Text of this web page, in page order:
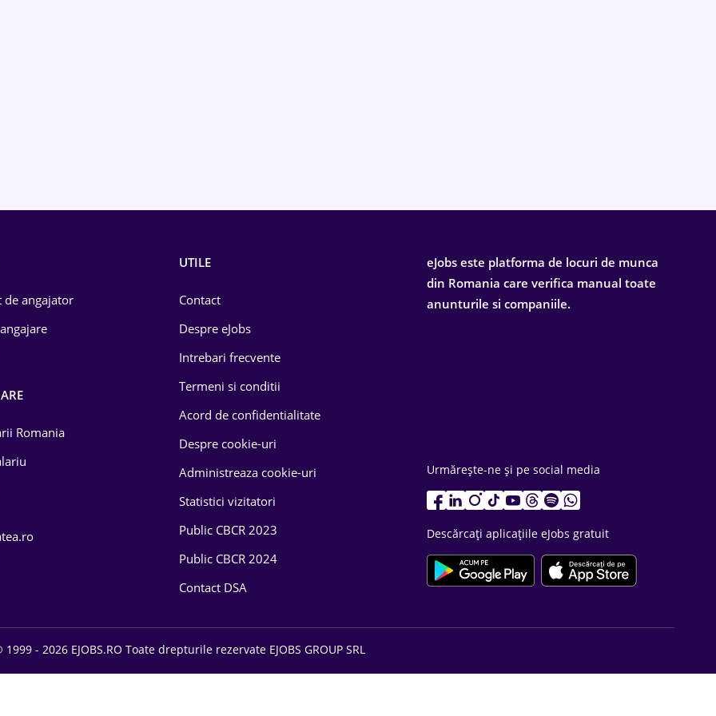
de angajator
Romania
UTILE
Contact
Despre eJobs
Intrebari frecvente
Termeni si conditii
Acord de confidentialitate
Despre cookie-uri
Administreaza cookie-uri
Statistici vizitatori
Public CBCR 2023
Public CBCR 2024
Contact DSA
eJobs este platforma de locuri de munca
din Romania care verifica manual toate
anunturile si companiile.
Urmărește-ne și pe social media
Descărcați aplicațiile eJobs gratuit
1999 - 2026 EJOBS.RO Toate drepturile rezervate EJOBS GROUP SRL